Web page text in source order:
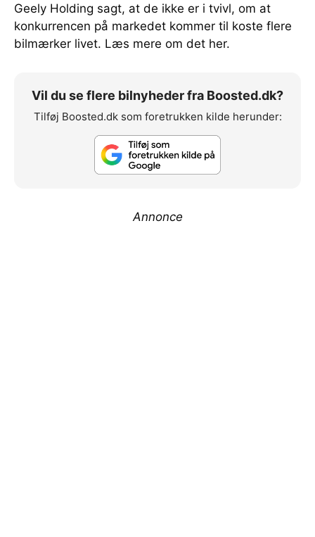
Geely Holding sagt, at de ikke er i tvivl, om at
konkurrencen på markedet kommer til koste flere
bilmærker livet. Læs mere om det her.
Vil du se flere bilnyheder fra Boosted.dk?
Tilføj Boosted.dk som foretrukken kilde herunder:
Annonce